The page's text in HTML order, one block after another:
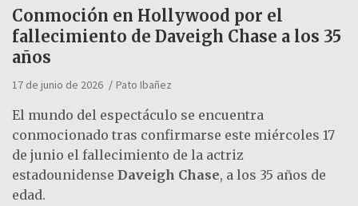
Conmoción en Hollywood por el
fallecimiento de Daveigh Chase a los 35
años
17 de junio de 2026 Pato Ibañez
El mundo del espectáculo se encuentra
conmocionado tras confirmarse este miércoles 17
de junio el fallecimiento de la actriz
estadounidense Daveigh Chase, a los 35 años de
edad.